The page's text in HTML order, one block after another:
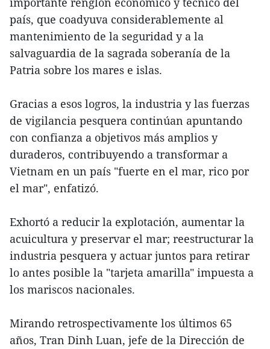
país, que coadyuva considerablemente al
mantenimiento de la seguridad y a la
salvaguardia de la sagrada soberanía de la
Patria sobre los mares e islas.
Gracias a esos logros, la industria y las fuerzas
de vigilancia pesquera continúan apuntando
con confianza a objetivos más amplios y
duraderos, contribuyendo a transformar a
Vietnam en un país "fuerte en el mar, rico por
el mar", enfatizó.
Exhortó a reducir la explotación, aumentar la
acuicultura y preservar el mar; reestructurar la
industria pesquera y actuar juntos para retirar
lo antes posible la "tarjeta amarilla" impuesta a
los mariscos nacionales.
Mirando retrospectivamente los últimos 65
años, Tran Dinh Luan, jefe de la Dirección de